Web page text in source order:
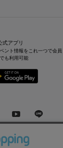
式アプリ
ント情報をこれ一つで会員
も利用可能
Rights Reserved.